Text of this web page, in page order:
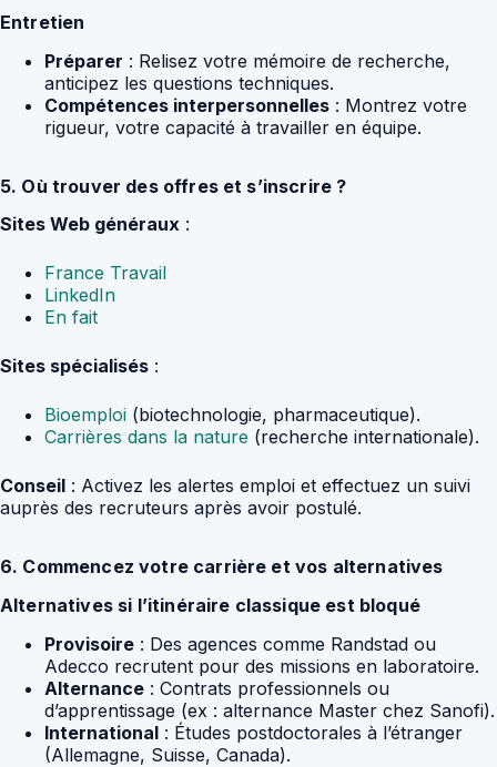
Entretien
Préparer : Relisez votre mémoire de recherche,
anticipez les questions techniques.
Compétences interpersonnelles : Montrez votre
rigueur, votre capacité à travailler en équipe.
5. Où trouver des offres et s’inscrire ?
Sites Web généraux :
France Travail
LinkedIn
En fait
Sites spécialisés :
Bioemploi (biotechnologie, pharmaceutique).
Carrières dans la nature (recherche internationale).
Conseil : Activez les alertes emploi et effectuez un suivi
auprès des recruteurs après avoir postulé.
6. Commencez votre carrière et vos alternatives
Alternatives si l’itinéraire classique est bloqué
Provisoire : Des agences comme Randstad ou
Adecco recrutent pour des missions en laboratoire.
Alternance : Contrats professionnels ou
d’apprentissage (ex : alternance Master chez Sanofi).
International : Études postdoctorales à l’étranger
(Allemagne, Suisse, Canada).